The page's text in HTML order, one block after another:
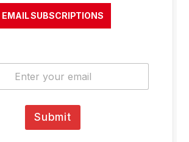
EMAIL SUBSCRIPTIONS
Submit